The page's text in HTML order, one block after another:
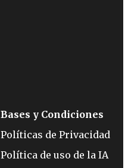
Bases y Condiciones
Políticas de Privacidad
Política de uso de la IA